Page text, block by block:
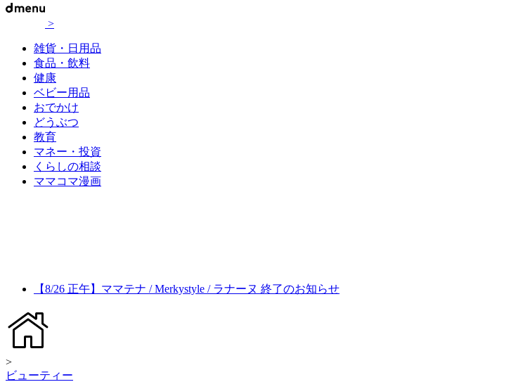
>
雑貨・日用品
食品・飲料
健康
ベビー用品
おでかけ
どうぶつ
教育
マネー・投資
くらしの相談
ママコマ漫画
【8/26 正午】ママテナ / Merkystyle / ラナーヌ 終了のお知らせ
>
ビューティー